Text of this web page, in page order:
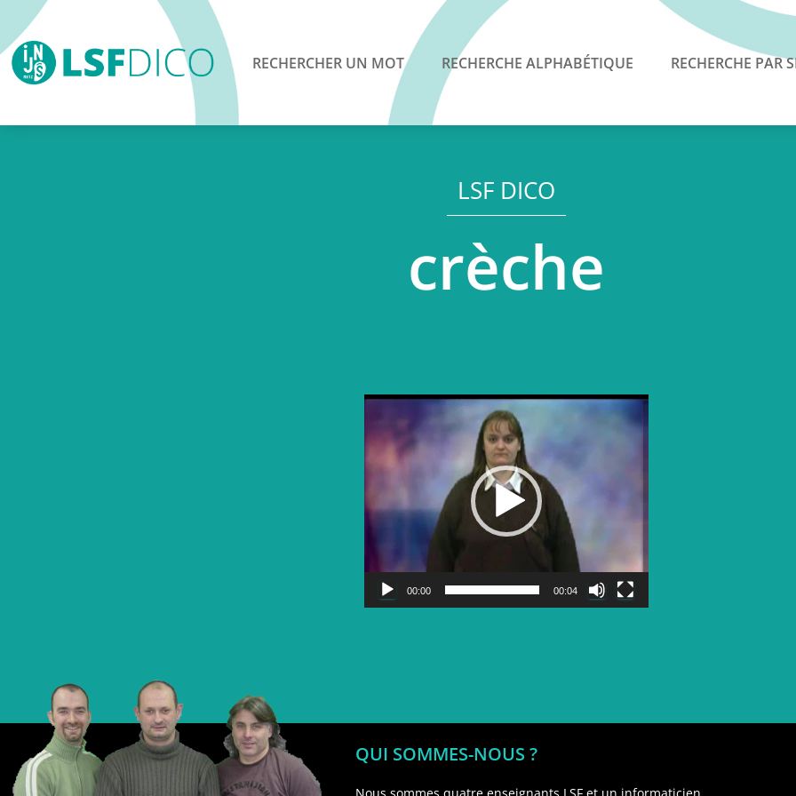
RECHERCHER UN MOT RECHERCHE ALPHABÉTIQUE RECHERCHE PAR
LSF DICO
crèche
Lecteur
vidéo
00:00 00:04
QUI SOMMES-NOUS ?